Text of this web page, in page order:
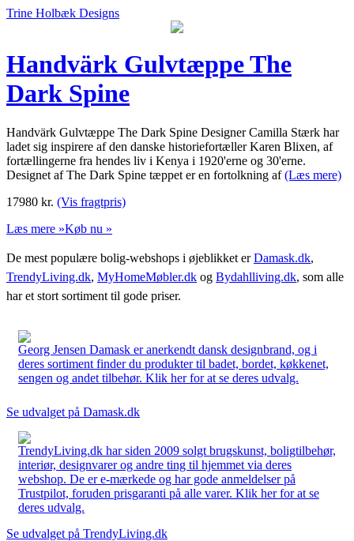
Trine Holbæk Designs
Handvärk Gulvtæppe The
Dark Spine
Handvärk Gulvtæppe The Dark Spine Designer Camilla Stærk har
ladet sig inspirere af den danske historiefortæller Karen Blixen, af
fortællingerne fra hendes liv i Kenya i 1920'erne og 30'erne.
Designet af The Dark Spine tæppet er en fortolkning af(Læs mere)
17980 kr. (Vis fragtpris)
Læs mere »Køb nu »
De mest populære bolig-webshops i øjeblikket erDamask.dk,
TrendyLiving.dk, MyHomeMøbler.dk og Bydahlliving.dk, som alle
har et stort sortiment til gode priser.
Georg Jensen Damask er anerkendt dansk designbrand, og i
deres sortiment finder du produkter til badet, bordet, køkkenet,
sengen og andet tilbehør. Klik her for at se deres udvalg.
Se udvalget på Damask.dk
TrendyLiving.dk har siden 2009 solgt brugskunst, boligtilbehør,
interiør, designvarer og andre ting til hjemmet via deres
webshop. De er e-mærkede og har gode anmeldelser på
Trustpilot, foruden prisgaranti på alle varer. Klik her for at se
deres udvalg.
Se udvalget på TrendyLiving.dk